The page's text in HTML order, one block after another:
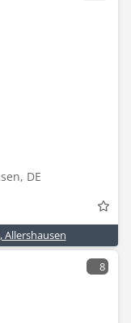
DE
Allershausen
8